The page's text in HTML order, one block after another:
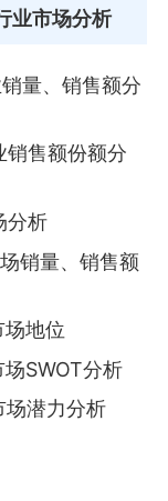
业市场分析
量、销售额分
销售额份额分
分析
销量、销售额
地位
SWOT分析
潜力分析